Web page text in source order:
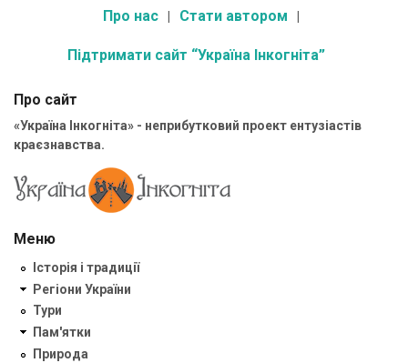
Про нас Стати автором
Підтримати сайт “Україна Інкогніта”
Про сайт
«Україна Інкогніта» - неприбутковий проект ентузіастів
краєзнавства.
Меню
Історія і традиції
Регіони України
Тури
Пам'ятки
Природа